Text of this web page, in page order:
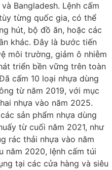
Bangladesh. Lệnh cấm
từng quốc gia, có thể
hút, bộ đồ ăn, hoặc các
khác. Đây là bước tiến
môi trường, giảm ô nhiễm
triển bền vững trên toàn
cấm 10 loại nhựa dùng
từ năm 2019, với mục
nhựa vào năm 2025.
sản phẩm nhựa dùng
từ cuối năm 2021, như
rác thải nhựa vào năm
năm 2020, lệnh cấm túi
tại các cửa hàng và siêu